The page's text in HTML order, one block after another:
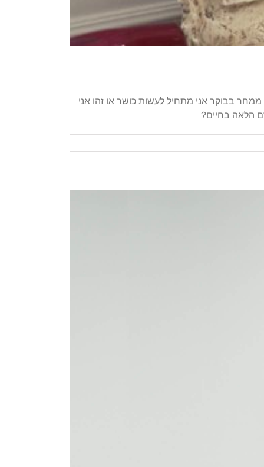
בבוקר אני מתחיל לעשות כושר או זהו אני
הלאה בחיים?